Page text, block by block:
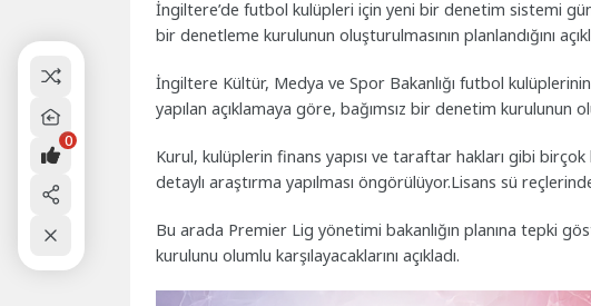
İngiltere’de futbol kulüpleri için yeni bir denetim sistemi
bir denetleme kurulunun oluşturulmasının planlandığını
İngiltere Kültür, Medya ve Spor Bakanlığı futbol
yapılan açıklamaya göre, bağımsız bir denetim kurulunun
Kurul, kulüplerin finans yapısı ve taraftar hakları gibi
detaylı araştırma yapılması öngörülüyor.Lisans sü
Bu arada Premier Lig yönetimi bakanlığın planına tepki
kurulunu olumlu karşılayacaklarını açıkladı.
0